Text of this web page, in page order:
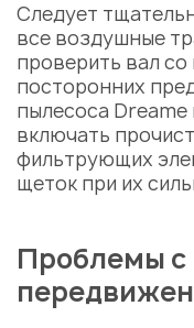
Следует
все воздушные
проверить вал
посторонних
пылесоса
включать
фильтрующих
щеток при их
Проблемы с